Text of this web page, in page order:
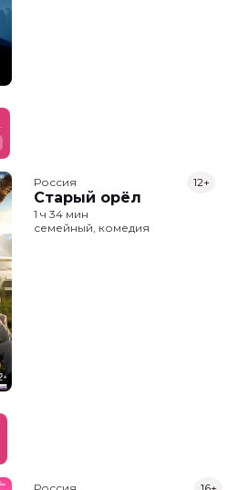
Россия
Старый орёл
12+
1 ч 34 мин
семейный, комедия
Россия 16+